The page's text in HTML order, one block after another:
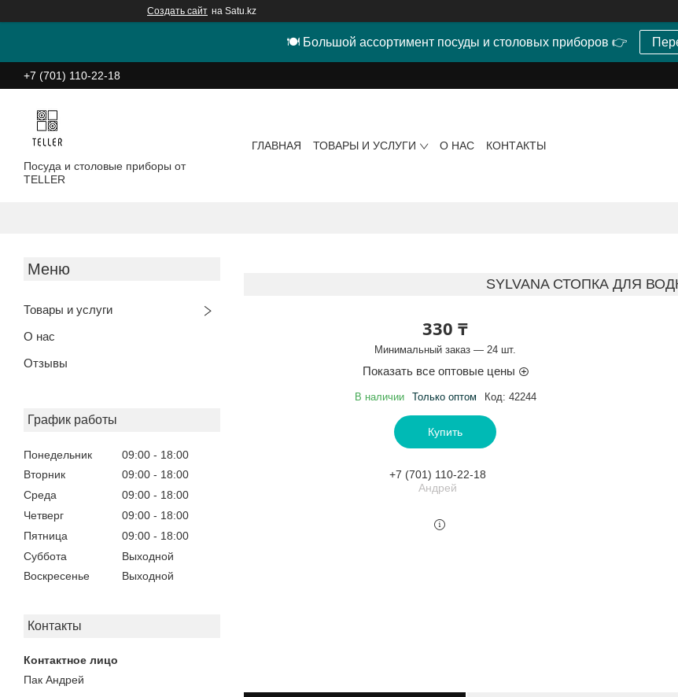
Создать сайт на Satu.kz
🍽 Большой ассортимент посуды и столовых приборов 👉
+7 (701) 110-22-18
Посуда и столовые приборы от
TELLER
ГЛАВНАЯ ТОВАРЫ И УСЛУГИ О НАС КОНТАКТЫ
Товары и услуги
О нас
Отзывы
График работы
Понедельник 09:00
18:00
Вторник
09:00
18:00
Среда
09:00
18:00
Четверг
09:00
18:00
Пятница
09:00
18:00
Суббота
Выходной
Воскресенье
Выходной
Контакты
Пак Андрей
SYLVANA СТОПКА ДЛЯ
330 ₸
Минимальный заказ — 24 шт.
Показать все оптовые цены
В наличии Только оптом Код: 42244
Купить
+7 (701) 110-22-18
Андрей